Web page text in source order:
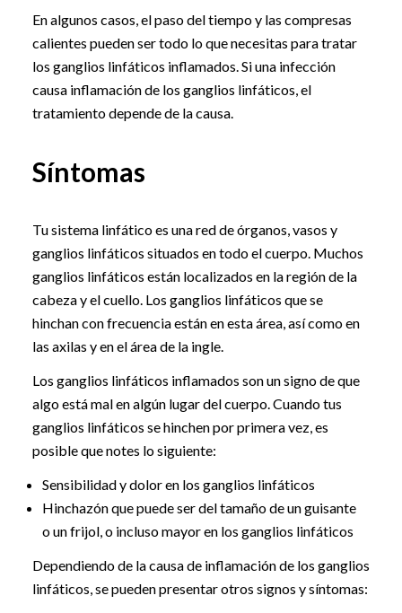
En algunos casos, el paso del tiempo y las compresas
calientes pueden ser todo lo que necesitas para tratar
los ganglios linfáticos inflamados. Si una infección
causa inflamación de los ganglios linfáticos, el
tratamiento depende de la causa.
Síntomas
Tu sistema linfático es una red de órganos, vasos y
ganglios linfáticos situados en todo el cuerpo. Muchos
ganglios linfáticos están localizados en la región de la
cabeza y el cuello. Los ganglios linfáticos que se
hinchan con frecuencia están en esta área, así como en
las axilas y en el área de la ingle.
Los ganglios linfáticos inflamados son un signo de que
algo está mal en algún lugar del cuerpo. Cuando tus
ganglios linfáticos se hinchen por primera vez, es
posible que notes lo siguiente:
Sensibilidad y dolor en los ganglios linfáticos
Hinchazón que puede ser del tamaño de un guisante
o un frijol, o incluso mayor en los ganglios linfáticos
Dependiendo de la causa de inflamación de los ganglios
linfáticos, se pueden presentar otros signos y síntomas: